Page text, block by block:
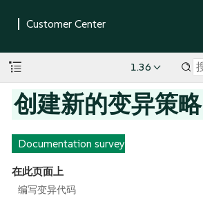
1.36
创建新的变异策略
Documentation survey
在此页面上
编写变异代码